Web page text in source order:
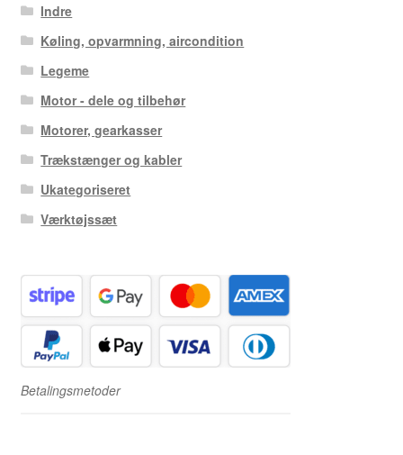
Indre
Køling, opvarmning, aircondition
Legeme
Motor - dele og tilbehør
Motorer, gearkasser
Trækstænger og kabler
Ukategoriseret
Værktøjssæt
Betalingsmetoder